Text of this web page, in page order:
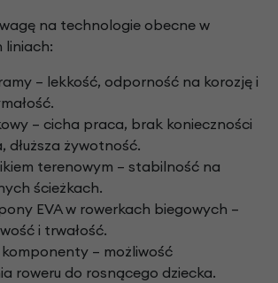
na technologie obecne w
liniach:
– lekkość, odporność na korozję i
– cicha praca, brak konieczności
dłuższa żywotność.
terenowym – stabilność na
ścieżkach.
EVA w rowerkach biegowych –
i trwałość.
– możliwość
roweru do rosnącego dziecka.